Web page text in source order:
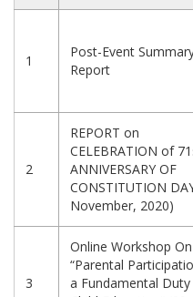
1
Post-Event
Report
2
REPORT on
CELEBRATION of
ANNIVERSARY OF
CONSTITUTION
November, 2020)
3
Online Workshop On
“Parental
a Fundamental Duty